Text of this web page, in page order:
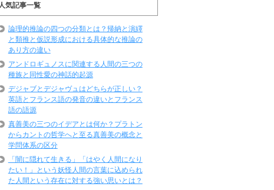
人気記事一覧
論理的推論の四つの分類とは？帰納と演繹
と類推と仮説形成における具体的な推論の
あり方の違い
アンドロギュノスに関連する人間の三つの
種族と同性愛の神話的起源
デジャブとデジャヴュはどちらが正しい？
英語とフランス語の発音の違いとフランス
語の語源
真善美の三つのイデアとは何か？プラトン
からカントの哲学へと至る真善美の概念と
学問体系の区分
「闇に隠れて生きる」「はやく人間になり
たい！」という妖怪人間の言葉に込められ
た人間という存在に対する強い思いとは？